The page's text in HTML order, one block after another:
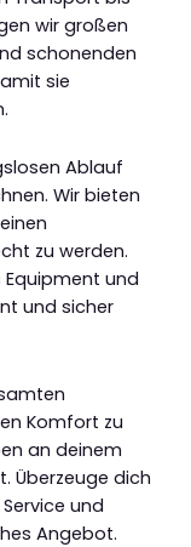
wir großen
schonenden
sie
Ablauf
Wir bieten
zu werden.
und
und sicher
Komfort zu
an deinem
Überzeuge dich
und
Angebot.